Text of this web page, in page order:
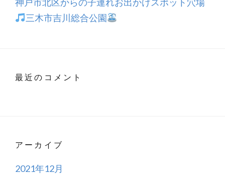
三木市吉川総合公園
最近のコメント
アーカイブ
2021年12月